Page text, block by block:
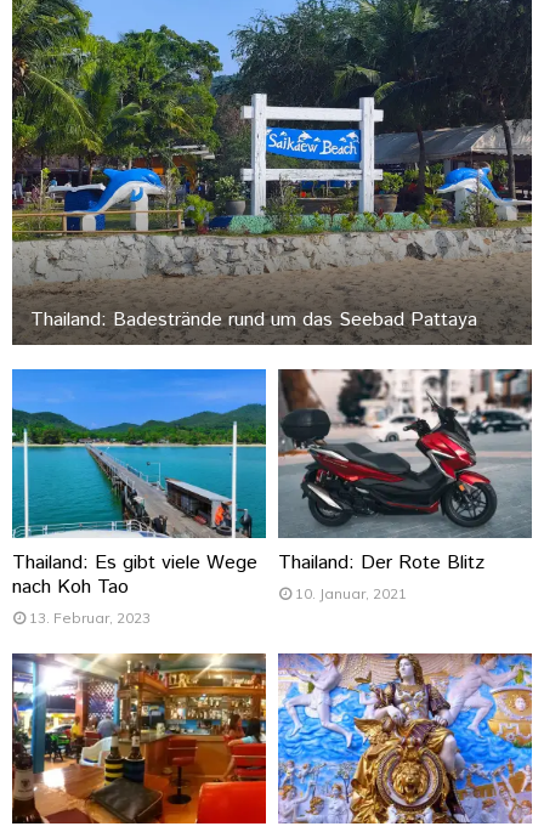
Thailand: Badestrände rund um das Seebad Pattaya
Thailand: Es gibt viele Wege
nach Koh Tao
13. Februar, 2023
Thailand: Der Rote Blitz
10. Januar, 2021